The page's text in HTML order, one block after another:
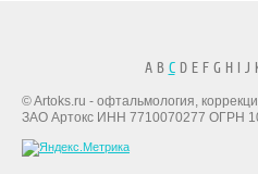
A B CD E F G H I J
© Artoks.ru - офтальмология,
ЗАО Артокс ИНН 7710070277 ОГРН